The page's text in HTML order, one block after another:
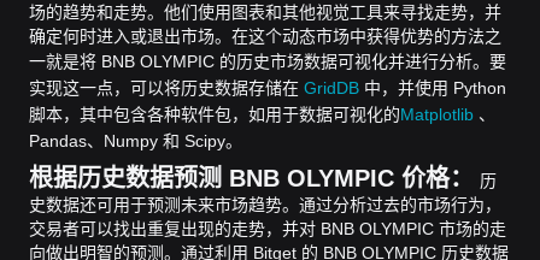
场的趋势和走势。他们使用图表和其他视觉工具来寻找走势，并
确定何时进入或退出市场。在这个动态市场中获得优势的方法之
一就是将 BNB OLYMPIC 的历史市场数据可视化并进行分析。 要
实现这一点，可以将历史数据存储在 GridDB 中，并使用 Python
脚本，其中包含各种软件包，如用于数据可视化的Matplotlib 、
Pandas、Numpy 和 Scipy。
根据历史数据预测 BNB OLYMPIC 价格：
历
史数据还可用于预测未来市场趋势。通过分析过去的市场行为，
交易者可以找出重复出现的走势，并对 BNB OLYMPIC 市场的走
向做出明智的预测。 通过利用 Bitget 的 BNB OLYMPIC 历史数据